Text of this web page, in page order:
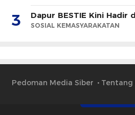
3 Dapur BESTIE Kini Hadir
SOSIAL KEMASYARAKATAN
Pedoman Media Siber Tentang